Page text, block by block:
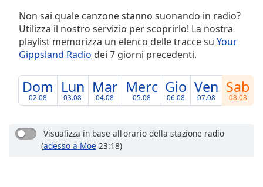
Forward
Mute
Current
Time0:00
Duration
Loaded:
0.00%
TypeLIVE
Non sai quale canzone stanno suonando in radio?
Utilizza il nostro servizio per scoprirlo! La nostra
playlist memorizza un elenco delle tracce su Your
Gippsland Radio dei 7 giorni precedenti.
Dom
02.08
Lun
03.08
Mar
04.08
Merc
05.08
Gio
06.08
Ven
07.08
Sab
08.08
Visualizza in base all'orario della stazione radio
(adesso a Moe 23:18)